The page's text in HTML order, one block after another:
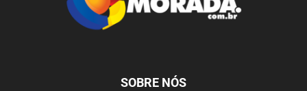
SOBRE NÓS